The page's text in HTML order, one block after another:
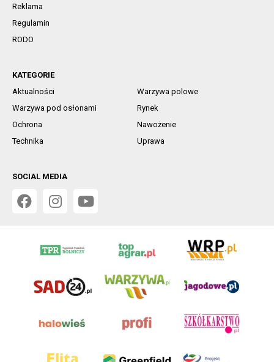
Reklama
Regulamin
RODO
KATEGORIE
Aktualności
Warzywa polowe
Warzywa pod osłonami
Rynek
Ochrona
Nawożenie
Technika
Uprawa
SOCIAL MEDIA